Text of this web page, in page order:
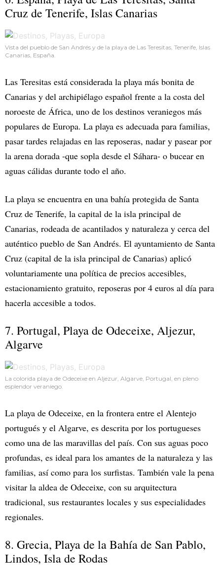
Cruz de Tenerife, Islas Canarias
Vista del pueblo de San Andrés y de la playa de Las Teresitas, Tenerife, Islas
Canarias, España.
Las Teresitas está considerada la playa más bonita de
Canarias y del archipiélago español frente a la costa del
noroeste de África, uno de los destinos veraniegos más
populares de Europa. La playa es adecuada para familias,
pasar tardes relajadas en las reposeras, nadar y pasear por
la arena dorada -que sopla desde el Sáhara- o bucear en
aguas cálidas durante todo el año.
La playa se encuentra en una bahía protegida de Santa
Cruz de Tenerife, la capital de la isla principal de
Canarias, rodeada de acantilados y naturaleza y cerca del
auténtico pueblo de San Andrés. El ayuntamiento de Santa
Cruz (capital de la isla principal de Canarias) aplicó
voluntariamente una política de precios accesibles,
estacionamiento gratuito, reposeras por 4 euros al día para
hacerla accesible a todos.
7. Portugal, Playa de Odeceixe, Aljezur,
Algarve
La colorida playa de Odeceixe en Aljezur, Algarve, Portugal, en pleno
esplendor veraniego.
La playa de Odeceixe, en la frontera entre el Alentejo
portugués y el Algarve, es descrita por los portugueses
como una de las maravillas del país. Con sus aguas poco
profundas, es ideal para los amantes de la naturaleza y las
familias, así como para los surfistas. También vale la pena
visitar la aldea de Odeceixe, con su arquitectura
tradicional, sus restaurantes locales y sus especialidades
regionales.
8. Grecia, Playa de la Bahía de San Pablo,
Lindos, Isla de Rodas